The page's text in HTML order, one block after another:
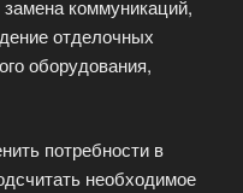
коммуникаций,
отделочных
оборудования,
потребности в
необходимое